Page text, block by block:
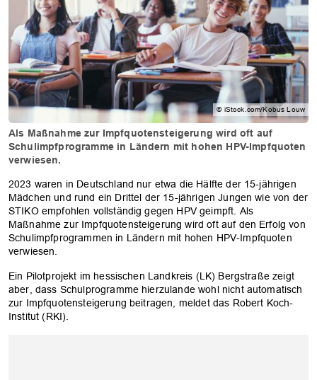
© iStock.com/Kobus Louw
Als Maßnahme zur Impfquotensteigerung wird oft auf
Schulimpfprogramme in Ländern mit hohen HPV-Impfquoten
verwiesen.
2023 waren in Deutschland nur etwa die Hälfte der 15-jährigen
Mädchen und rund ein Drittel der 15-jährigen Jungen wie von der
STIKO empfohlen vollständig gegen HPV geimpft. Als
Maßnahme zur Impfquotensteigerung wird oft auf den Erfolg von
Schulimpfprogrammen in Ländern mit hohen HPV-Impfquoten
verwiesen.
Ein Pilotprojekt im hessischen Landkreis (LK) Bergstraße zeigt
aber, dass Schulprogramme hierzulande wohl nicht automatisch
zur Impfquotensteigerung beitragen, meldet das Robert Koch-
Institut (RKI).